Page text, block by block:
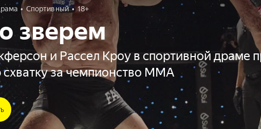
Спортивный 18+
зверем
и Рассел Кроу в спортивной драме
за чемпионство MMA